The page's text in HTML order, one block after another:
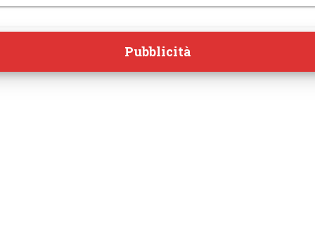
Pubblicità